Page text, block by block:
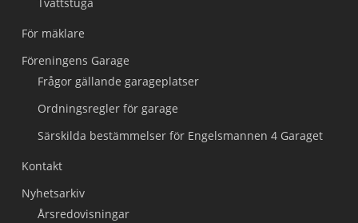
För mäklare
Föreningens Garage
Frågor gällande garageplatser
Ordningsregler för garage
Särskilda bestämmelser för Engelsmannen 4 Garaget
Kontakt
Nyhetsarkiv
Årsredovisningar